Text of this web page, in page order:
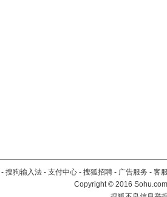
- 搜狗输入法 - 支付中心 - 搜狐招聘 - 广告服务 - 客
Copyright©2016